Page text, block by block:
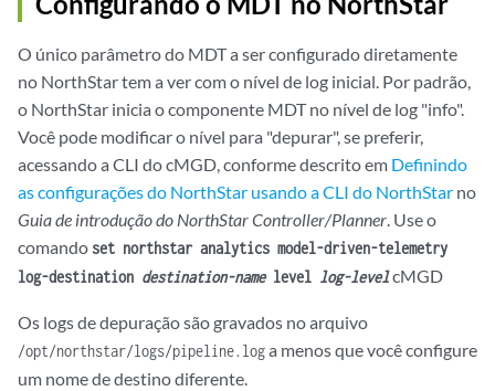
O único parâmetro do MDT a ser configurado diretamente
no NorthStar tem a ver com o nível de log inicial. Por padrão,
o NorthStar inicia o componente MDT no nível de log "info".
Você pode modificar o nível para "depurar", se preferir,
acessando a CLI do cMGD, conforme descrito em Definindo
as configurações do NorthStar usando a CLI do NorthStar no
Guia de introdução do NorthStar Controller/Planner. Use o
comando set northstar analytics model-driven-telemetry
log-destination destination-namelevel log-levelcMGD
Os logs de depuração são gravados no arquivo
/opt/northstar/logs/pipeline.loga menos que você configure
um nome de destino diferente.